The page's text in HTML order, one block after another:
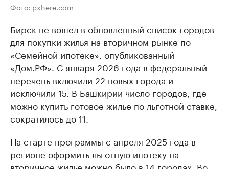
Фото: pxhere.com
Бирск не вошел в обновленный список городов
для покупки жилья на вторичном рынке по
«Семейной ипотеке», опубликованный
«Дом.РФ». С января 2026 года в федеральный
перечень включили 22 новых города и
исключили 15. В Башкирии число городов, где
можно купить готовое жилье по льготной ставке,
сократилось до 11.
На старте программы с апреля 2025 года в
регионе оформить льготную ипотеку на
вторичное жилье можно было в 14 городах. Во